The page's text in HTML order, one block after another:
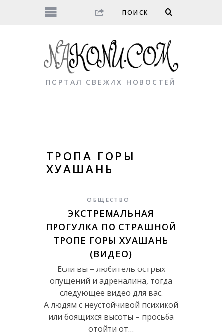
ПОРТАЛ СВЕЖИХ НОВОСТЕЙ
ТРОПА ГОРЫ
ХУАШАНЬ
ОБЩЕСТВО
ЭКСТРЕМАЛЬНАЯ
ПРОГУЛКА ПО СТРАШНОЙ
ТРОПЕ ГОРЫ ХУАШАНЬ
(ВИДЕО)
Если вы – любитель острых
опущений и адреналина, тогда
следующее видео для вас.
А людям с неустойчивой психикой
или боящихся высоты – просьба
отойти от…